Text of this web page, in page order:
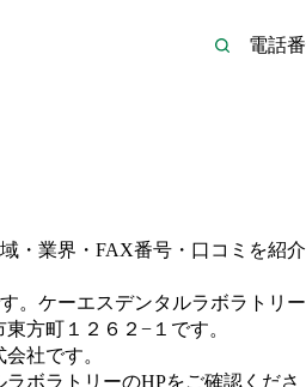
・業界・FAX番号・口コミを紹介
。 ケーエスデンタルラボラトリー
方町１２６２−１ です。
会社です。
ラボラトリーのHPをご確認くださ